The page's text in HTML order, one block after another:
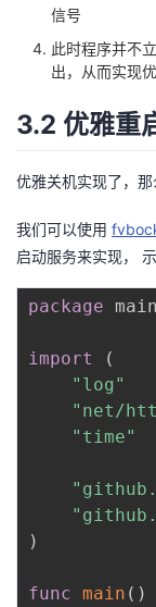
信号
此时程序并不
出，从而实现优
3.2 优雅重
优雅关机实现了，那
我们可以使用
启动服务来实现，
package main
import
(
"log"
"net/
"time"
)
func main ( )